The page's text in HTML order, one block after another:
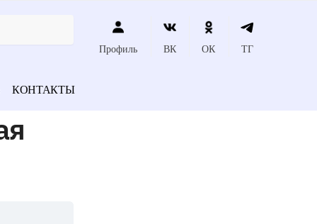
Профиль ВК ОК ТГ
КОНТАКТЫ